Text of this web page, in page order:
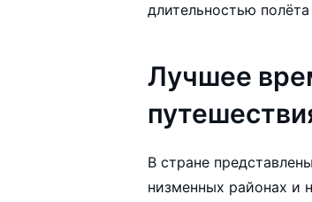
длительностью
Лучшее
В стране
низменных районах и